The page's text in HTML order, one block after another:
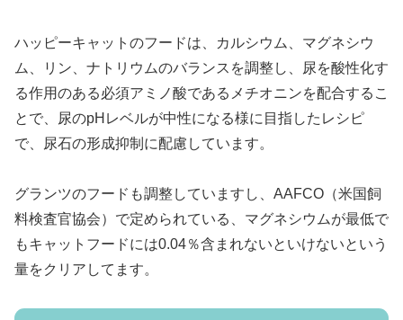
ハッピーキャットのフードは、カルシウム、マグネシウ
ム、リン、ナトリウムのバランスを調整し、尿を酸性化す
る作用のある必須アミノ酸であるメチオニンを配合するこ
とで、尿のpHレベルが中性になる様に目指したレシピ
で、尿石の形成抑制に配慮しています。
グランツのフードも調整していますし、AAFCO（米国飼
料検査官協会）で定められている、マグネシウムが最低で
もキャットフードには0.04％含まれないといけないという
量をクリアしてます。